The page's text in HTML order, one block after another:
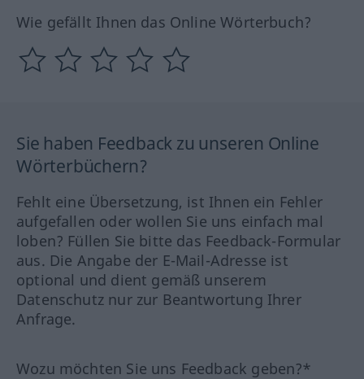
Wie gefällt Ihnen das Online Wörterbuch?
Sie haben Feedback zu unseren Online
Wörterbüchern?
Fehlt eine Übersetzung, ist Ihnen ein Fehler
aufgefallen oder wollen Sie uns einfach mal
loben? Füllen Sie bitte das Feedback-Formular
aus. Die Angabe der E-Mail-Adresse ist
optional und dient gemäß unserem
Datenschutz nur zur Beantwortung Ihrer
Anfrage.
Wozu möchten Sie uns Feedback geben?*